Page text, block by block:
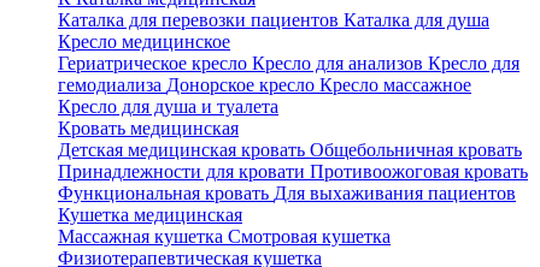
Каталка для перевозки пациентов Каталка для душа
Кресло медицинское
Гериатрическое кресло Кресло для анализов Кресло для
гемодиализа Донорское кресло Кресло массажное
Кресло для душа и туалета
Кровать медицинская
Детская медицинская кровать Общебольничная кровать
Принадлежности для кровати Противоожоговая кровать
Функциональная кровать Для выхаживания пациентов
Кушетка медицинская
Массажная кушетка Смотровая кушетка
Физиотерапевтическая кушетка